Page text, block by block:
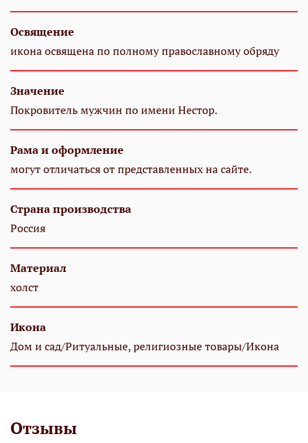
Освящение
икона освящена по полному православному обряду
Значение
Покровитель мужчин по имени Нестор.
Рама и оформление
могут отличаться от представленных на сайте.
Страна производства
Россия
Материал
холст
Икона
Дом и сад/Ритуальные, религиозные товары/Икона
Отзывы